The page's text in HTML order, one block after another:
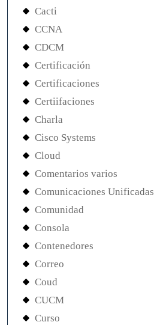
Cacti
CCNA
CDCM
Certificación
Certificaciones
Certiifaciones
Charla
Cisco Systems
Cloud
Comentarios varios
Comunicaciones Unificadas
Comunidad
Consola
Contenedores
Correo
Coud
CUCM
Curso